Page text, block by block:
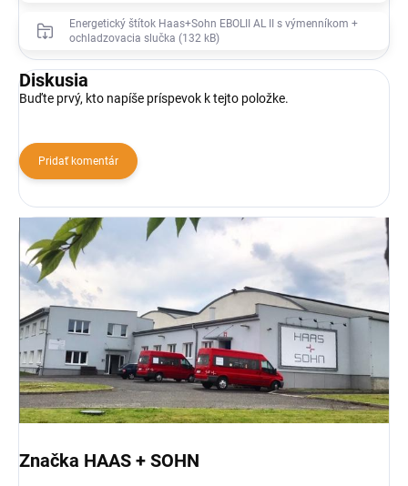
Energetický štítok Haas+Sohn EBOLII AL II s výmenníkom +
ochladzovacia slučka (132 kB)
Diskusia
Buďte prvý, kto napíše príspevok k tejto položke.
Pridať komentár
Značka HAAS + SOHN